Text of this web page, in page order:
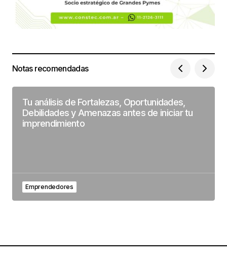
Notas recomendadas
Tu análisis de Fortalezas, Oportunidades,
Debilidades y Amenazas antes de iniciar tu
imprendimiento
Emprendedores